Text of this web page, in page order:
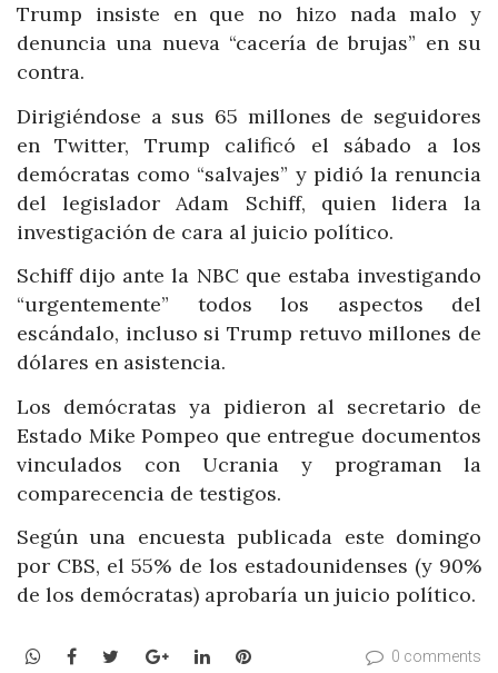
Trump insiste en que no hizo nada malo y
denuncia una nueva “cacería de brujas” en su
contra.
Dirigiéndose a sus 65 millones de seguidores
en Twitter, Trump calificó el sábado a los
demócratas como “salvajes” y pidió la renuncia
del legislador Adam Schiff, quien lidera la
investigación de cara al juicio político.
Schiff dijo ante la NBC que estaba investigando
“urgentemente” todos los aspectos del
escándalo, incluso si Trump retuvo millones de
dólares en asistencia.
Los demócratas ya pidieron al secretario de
Estado Mike Pompeo que entregue documentos
vinculados con Ucrania y programan la
comparecencia de testigos.
Según una encuesta publicada este domingo
por CBS, el 55% de los estadounidenses (y 90%
de los demócratas) aprobaría un juicio político.
WhatsApp
Facebook
TwitterGoogle+LinkedInPinterest 0 comments